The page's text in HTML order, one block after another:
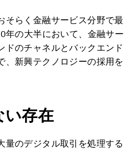
そらく金融サービス分野で最
年の大半において、金融サー
ドのチャネルとバックエンド
、新興テクノロジーの採用を
い存在
量のデジタル取引を処理する